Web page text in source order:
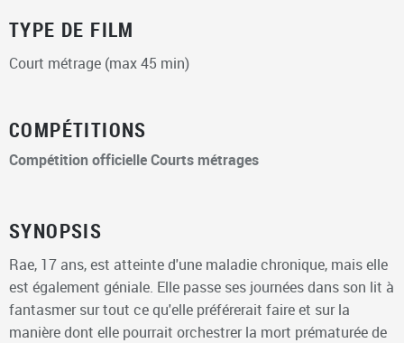
TYPE DE FILM
Court métrage (max 45 min)
COMPÉTITIONS
Compétition officielle Courts métrages
SYNOPSIS
Rae, 17 ans, est atteinte d'une maladie chronique, mais elle
est également géniale. Elle passe ses journées dans son lit à
fantasmer sur tout ce qu'elle préférerait faire et sur la
manière dont elle pourrait orchestrer la mort prématurée de